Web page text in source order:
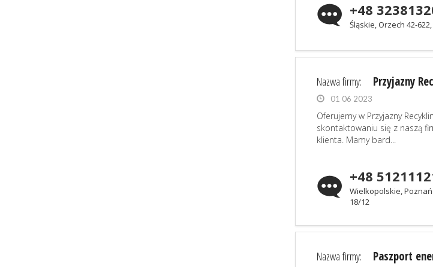
+48
Śląskie, Orzech 42-
Nazwa firmy: Przyjazny
01 06 2023
Oferujemy w Przyjazny
skontaktowaniu się z naszą
klienta. Mamy bard...
+48
Wielkopolskie, Poznań
18/12
Nazwa firmy: Paszport